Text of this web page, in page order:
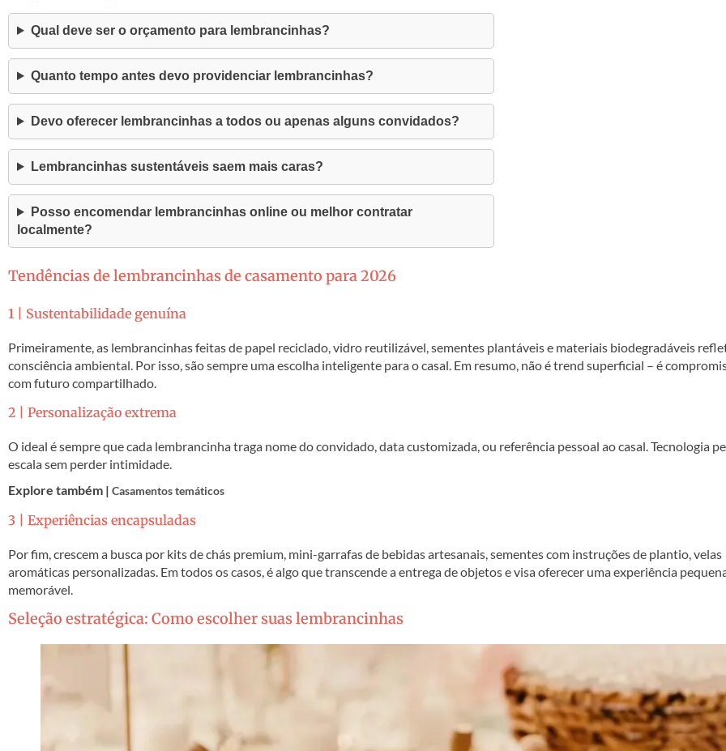
Qual deve ser o orçamento para lembrancinhas?
Quanto tempo antes devo providenciar lembrancinhas?
Devo oferecer lembrancinhas a todos ou apenas alguns convidados?
Lembrancinhas sustentáveis saem mais caras?
Posso encomendar lembrancinhas online ou melhor contratar
localmente?
Tendências de lembrancinhas de casamento para 2026
1 | Sustentabilidade genuína
Primeiramente, as lembrancinhas feitas de papel reciclado, vidro reutilizável, sementes plantáveis e materiais biodegradáveis
consciência ambiental. Por isso, são sempre uma escolha inteligente para o casal. Em resumo, não é trend superficial – é
com futuro compartilhado.
2 | Personalização extrema
O ideal é sempre que cada lembrancinha traga nome do convidado, data customizada, ou referência pessoal ao casal. Tecnologia
escala sem perder intimidade.
Explore também | Casamentos temáticos
3 | Experiências encapsuladas
Por fim, crescem a busca por kits de chás premium, mini-garrafas de bebidas artesanais, sementes com instruções de plantio, velas
aromáticas personalizadas. Em todos os casos, é algo que transcende a entrega de objetos e visa oferecer uma experiência
memorável.
Seleção estratégica: Como escolher suas lembrancinhas